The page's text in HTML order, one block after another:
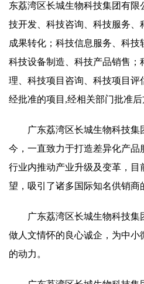
东荔湾区长城生物科技集团有限
技开发、科技咨询、科技服务
成果转化；科技信息服务、科技
科技设备制造、科技产品销售；
理、科技项目咨询、科技项目评
经批准的项目,经相关部门批准后
广东荔湾区长城生物科技
今，一直致力于打造差异化产品
行业内推动产业升级及变革，
望，吸引了诸多国际知名供销商
广东荔湾区长城生物科技
做人文情怀的良心诚企，为中小
的动力。